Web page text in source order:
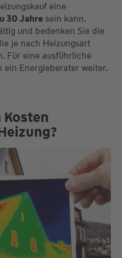
eine
30 Jahresein kann.
und bedenken Sie die
je nach Heizungsart
Für eine ausführliche
ein Energieberater weiter.